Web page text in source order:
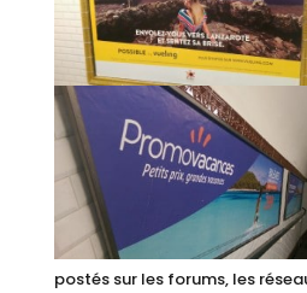
postés sur les forums, les